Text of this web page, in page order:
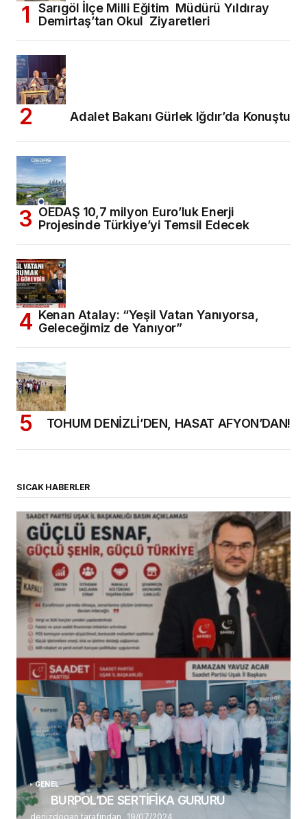
Sarıgöl İlçe Milli Eğitim Müdürü Yıldıray
Demirtaş’tan Okul Ziyaretleri
Adalet Bakanı Gürlek Iğdır’da Konuştu
OEDAŞ 10,7 milyon Euro’luk Enerji
Projesinde Türkiye’yi Temsil Edecek
Kenan Atalay: “Yeşil Vatan Yanıyorsa,
Geleceğimiz de Yanıyor”
TOHUM DENİZLİ’DEN, HASAT AFYON’DAN!
SICAK HABERLER
(başlıksız)
Alaattin Karahan tarafından 14/07/2026
GENEL
BURPOL’DE SERTİFİKA GURURU
denizdogan tarafından 19/07/2024